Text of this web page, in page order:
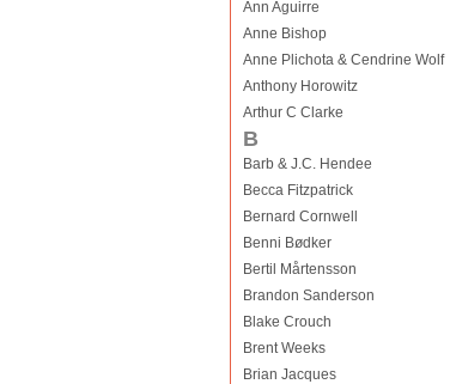
Ann Aguirre
Anne Bishop
Anne Plichota & Cendrine Wolf
Anthony Horowitz
Arthur C Clarke
B
Barb & J.C. Hendee
Becca Fitzpatrick
Bernard Cornwell
Benni Bødker
Bertil Mårtensson
Brandon Sanderson
Blake Crouch
Brent Weeks
Brian Jacques